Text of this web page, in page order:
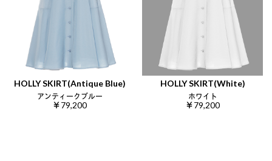
HOLLY SKIRT(Antique Blue)
アンティークブルー
￥79,200
HOLLY SKIRT(White)
ホワイト
￥79,200